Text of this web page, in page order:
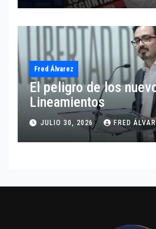
Fred Álvarez
El peligro de los
Lineamientos
JULIO 30, 2026 FRED